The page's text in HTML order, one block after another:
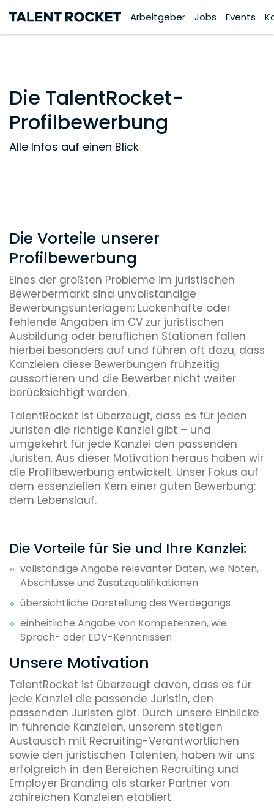
Arbeitgeber Jobs Events
Die TalentRocket-
Profilbewerbung
Alle Infos auf einen Blick
Die Vorteile unserer
Profilbewerbung
Eines der größten Probleme im juristischen
Bewerbermarkt sind unvollständige
Bewerbungsunterlagen: Lückenhafte oder
fehlende Angaben im CV zur juristischen
Ausbildung oder beruflichen Stationen fallen
hierbei besonders auf und führen oft dazu, dass
Kanzleien diese Bewerbungen frühzeitig
aussortieren und die Bewerber nicht weiter
berücksichtigt werden.
TalentRocket ist überzeugt, dass es für jeden
Juristen die richtige Kanzlei gibt – und
umgekehrt für jede Kanzlei den passenden
Juristen. Aus dieser Motivation heraus haben wir
die Profilbewerbung entwickelt. Unser Fokus auf
dem essenziellen Kern einer guten Bewerbung:
dem Lebenslauf.
Die Vorteile für Sie und Ihre Kanzlei:
vollständige Angabe relevanter Daten, wie Noten,
Abschlüsse und Zusatzqualifikationen
übersichtliche Darstellung des Werdegangs
einheitliche Angabe von Kompetenzen, wie
Sprach- oder EDV-Kenntnissen
Unsere Motivation
TalentRocket ist überzeugt davon, dass es für
jede Kanzlei die passende Juristin, den
passenden Juristen gibt. Durch unsere Einblicke
in führende Kanzleien, unserem stetigen
Austausch mit Recruiting-Verantwortlichen
sowie den juristischen Talenten, haben wir uns
erfolgreich in den Bereichen Recruiting und
Employer Branding als starker Partner von
zahlreichen Kanzleien etabliert.